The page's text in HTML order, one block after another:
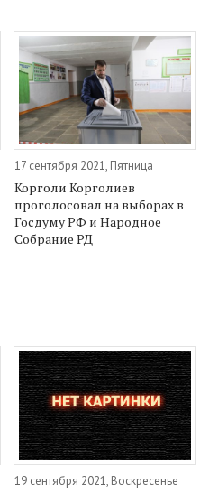
17 сентября 2021, Пятница
Корголи Корголиев
проголосовал на выборах в
Госдуму РФ и Народное
Собрание РД
19 сентября 2021, Воскресенье